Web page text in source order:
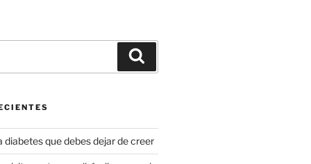
diabetes que debes dejar de creer